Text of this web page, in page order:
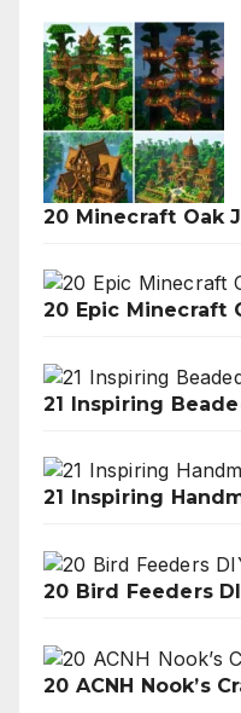
20 Minecraft Oak
20 Epic Minecraft
21 Inspiring
21 Inspiring
20 Bird Feeders
20 ACNH Nook’s